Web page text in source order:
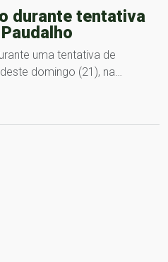
durante tentativa
uma tentativa de
domingo (21), na…